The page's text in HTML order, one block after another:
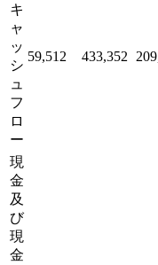
キ
ャ
ッ
シ
ュ
フ
ロ
ー
59,512 433,352
現
金
及
び
現
金